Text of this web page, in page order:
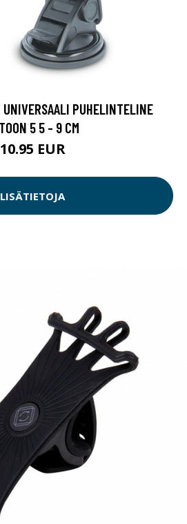
PUHELINTELINE
5 5 - 9 CM
10.95 EUR
LISÄTIETOJA